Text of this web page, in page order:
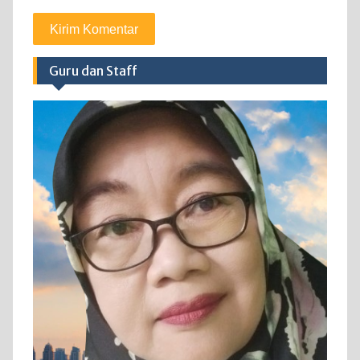
Guru dan Staff